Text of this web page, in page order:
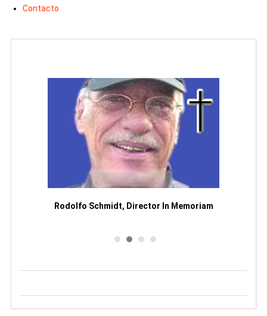
Contacto
Rodolfo Schmidt, Director In Memoriam